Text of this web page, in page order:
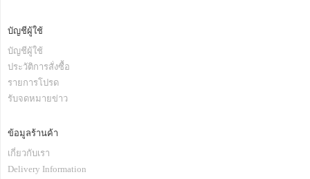
บัญชีผู้ใช้
บัญชีผู้ใช้
ประวัติการสั่งซื้อ
รายการโปรด
รับจดหมายข่าว
ข้อมูลร้านค้า
เกี่ยวกับเรา
Delivery Information